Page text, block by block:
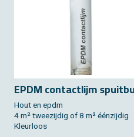
EPDM con­tact­lijm
Hout en epdm
4 m² twee­zij­dig of 8 m² éénzij­dig
Kleur­loos